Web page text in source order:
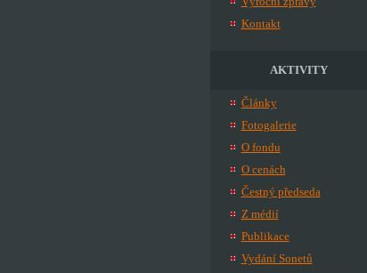
Kontakt
AKTIVITY
Články
Fotogalerie
O fondu
O cenách
Čestný předseda
Z médií
Publikace
Vydání Sonetů